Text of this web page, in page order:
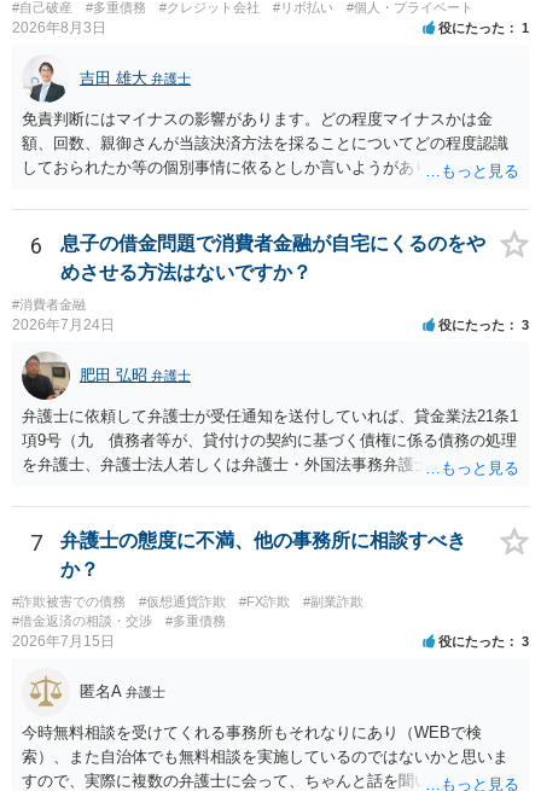
#自己破産 #多重債務 #クレジット会社 #リボ払い #個人・プライベート
2026年8月3日 役にたった 1
吉田 雄大 弁護士
免責判断にはマイナスの影響があります。どの程度マイナスかは金
額、回数、親御さんが当該決済方法を採ることについてどの程度認識
しておられたか等の個別事情に依るとしか言いようがありません。 と
なって相談し、善後策を考えることをお勧めします。
6
息子の借金問題で消費者金融が自宅にくるのをや
めさせる方法はないですか？
#消費者金融
2026年7月24日 役にたった 3
肥田 弘昭 弁護士
弁護士に依頼して弁護士が受任通知を送付していれば、貸金業法21条1
項9号（九 債務者等が、貸付けの契約に基づく債権に係る債務の処理
を弁護士、弁護士法人若しくは弁護士・外国法事務弁護士共同法人若
等」という。）に委託し、又はその処理のため必要な裁判所における
民事事件に関する手続をとり、弁護士等又は裁判所から書面によりそ
の旨の通知があつた場合において、正当な理由がないのに、債務者等
に対し、電話をかけ、電報を送達し、若しくはファクシミリ装置を用
いて送信し、又は訪問する方法により、当該債務を弁済することを要
求し、これに対し債務者等から直接要求しないよう求められたにもか
と。）に違反しています。監督官庁に行政処分を求める、裁判所に仮
処分申請、不退去罪が成立すれば警察に通報などの対応が考えられま
す。ご参考にしてください。
7
弁護士の態度に不満、他の事務所に相談すべき
か？
#詐欺被害での債務 #仮想通貨詐欺 #FX詐欺
#副業詐欺
#借金返済の相談・交渉
#多重債務
2026年7月15日 役にたった 3
匿名A 弁護士
今時無料相談を受けてくれる事務所もそれなりにあり（WEBで検
索）、また自治体でも無料相談を実施しているのではないかと思いま
すので、実際に複数の弁護士に会って、ちゃんと話を聞いてくれる